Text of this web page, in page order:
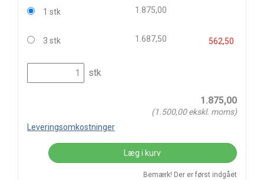
1 stk 1.875,00
3 stk 1.687,50 562,50
stk
1.875,00
(1.500,00ekskl. moms)
Leveringsomkostninger
Læg i kurv
Bemærk! Der er først indgået